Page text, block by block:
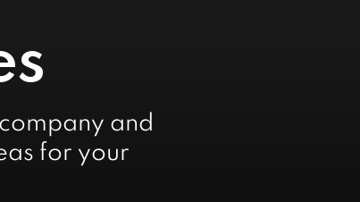
and
for your